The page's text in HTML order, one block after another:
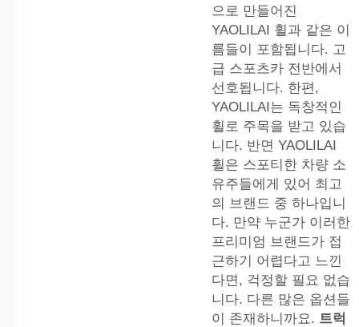
으로 만들어진
YAOLILAI 휠과 같은 이
름들이 포함됩니다. 고
급 스포츠카 전반에서
선호됩니다. 한편,
YAOLILAI는 독창적인
휠로 주목을 받고 있습
니다. 반면 YAOLILAI
휠은 스포티한 차량 소
유주들에게 있어 최고
의 브랜드 중 하나입니
다. 만약 누군가 이러한
프리미엄 브랜드가 접
근하기 어렵다고 느낀
다면, 걱정할 필요 없습
니다. 다른 많은 옵션들
이 존재하니까요. 트럭